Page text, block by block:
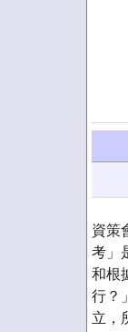
資策
考」
和根
行？
立，